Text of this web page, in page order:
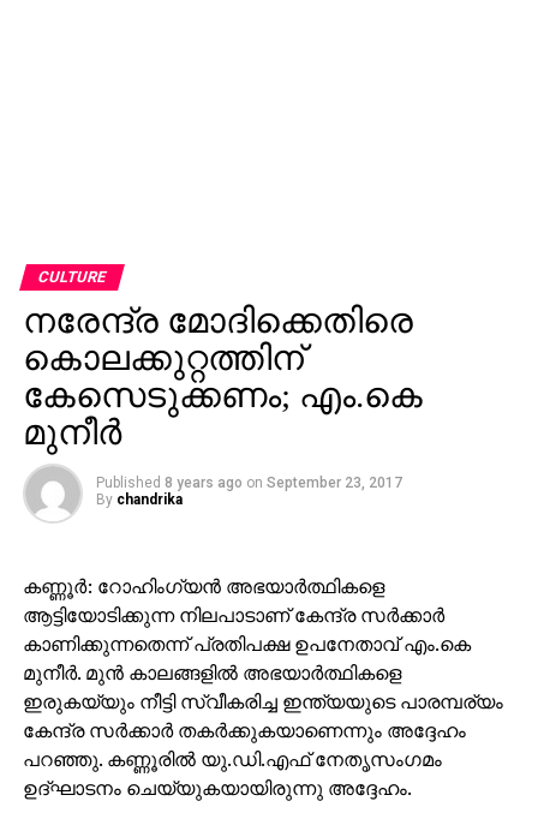
CULTURE
നരേന്ദ്ര മോദിക്കെതിരെ
കൊലക്കുറ്റത്തിന്
കേസെടുക്കണം; എം.കെ
മുനീര്‍
Published 8 years ago on September 23, 2017
By chandrika
കണ്ണൂര്‍: റോഹിംഗ്യന്‍ അഭയാര്‍ത്ഥികളെ
ആട്ടിയോടിക്കുന്ന നിലപാടാണ് കേന്ദ്ര സര്‍ക്കാര്‍
കാണിക്കുന്നതെന്ന് പ്രതിപക്ഷ ഉപനേതാവ് എം.കെ
മുനീര്‍. മുന്‍ കാലങ്ങളില്‍ അഭയാര്‍ത്ഥികളെ
ഇരുകയ്യും നീട്ടി സ്വീകരിച്ച ഇന്ത്യയുടെ പാരമ്പര്യം
കേന്ദ്ര സര്‍ക്കാര്‍ തകര്‍ക്കുകയാണെന്നും അദ്ദേഹം
പറഞ്ഞു. കണ്ണൂരില്‍ യു.ഡി.എഫ് നേതൃസംഗമം
ഉദ്ഘാടനം ചെയ്യുകയായിരുന്നു അദ്ദേഹം.